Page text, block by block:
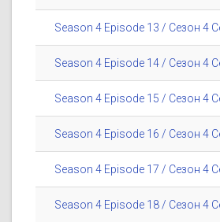
Season 4 Episode 13 / Сезон 4
Season 4 Episode 14 / Сезон 4
Season 4 Episode 15 / Сезон 4
Season 4 Episode 16 / Сезон 4
Season 4 Episode 17 / Сезон 4
Season 4 Episode 18 / Сезон 4